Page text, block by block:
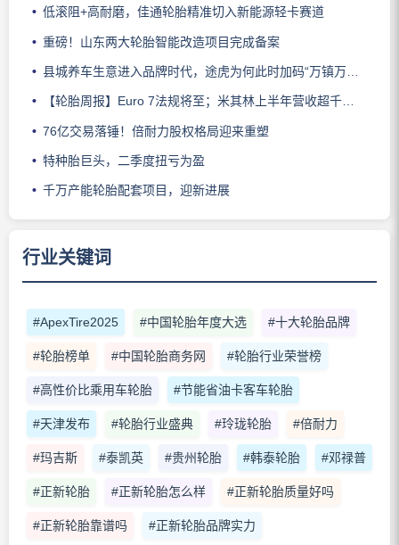
低滚阻+高耐磨，佳通轮胎精准切入新能源轻卡赛道
重磅！山东两大轮胎智能改造项目完成备案
县城养车生意进入品牌时代，途虎为何此时加码“万镇万店”？
【轮胎周报】Euro 7法规将至；米其林上半年营收超千亿；倍耐力上半年盈利稳增；龙星炭黑斩获欧洲近万吨订单
76亿交易落锤！倍耐力股权格局迎来重塑
特种胎巨头，二季度扭亏为盈
千万产能轮胎配套项目，迎新进展
行业关键词
#ApexTire2025 #中国轮胎年度大选 #十大轮胎品牌
#轮胎榜单 #中国轮胎商务网 #轮胎行业荣誉榜
#高性价比乘用车轮胎 #节能省油卡客车轮胎
#天津发布 #轮胎行业盛典 #玲珑轮胎 #倍耐力
#玛吉斯 #泰凯英 #贵州轮胎 #韩泰轮胎 #邓禄普
#正新轮胎 #正新轮胎怎么样 #正新轮胎质量好吗
#正新轮胎靠谱吗 #正新轮胎品牌实力